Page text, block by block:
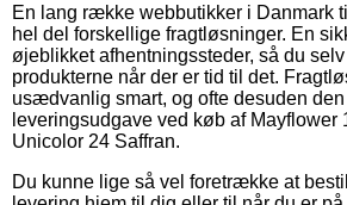
En lang række webbutikker i Danmark
hel del forskellige fragtløsninger. En
øjeblikket afhentningssteder, så du
produkterne når der er tid til det.
usædvanlig smart, og ofte desuden
leveringsudgave ved køb af Mayflower
Unicolor 24 Saffran.
Du kunne lige så vel foretrække at